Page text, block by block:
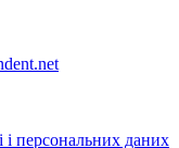
і персональних даних